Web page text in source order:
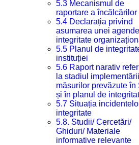
5.3 Mecanismul de
raportare a încălcărilor
5.4 Declarația privind
asumarea unei
integritate
5.5 Planul de
instituției
5.6 Raport narativ
la stadiul implementării
măsurilor prevăzute în
și în planul de
5.7 Situația
integritate
5.8. Studii/ Cercetări/
Ghiduri/ Materiale
informative relevante